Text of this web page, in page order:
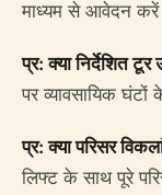
माध्यम से आवेदन
प्र: क्या निर्देशित
पर व्यावसायिक घंटों
प्र: क्या परिसर
लिफ्ट के साथ पूरे